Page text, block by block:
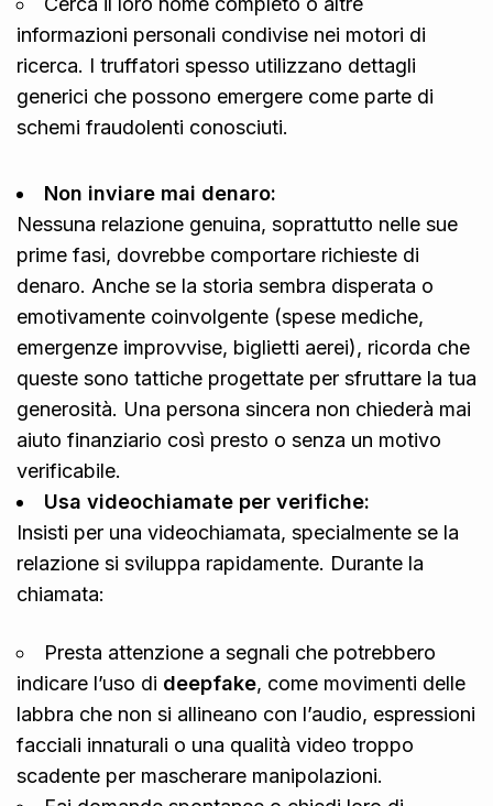
informazioni personali condivise nei motori di
ricerca. I truffatori spesso utilizzano dettagli
generici che possono emergere come parte di
schemi fraudolenti conosciuti.
Non inviare mai denaro:
Nessuna relazione genuina, soprattutto nelle sue
prime fasi, dovrebbe comportare richieste di
denaro. Anche se la storia sembra disperata o
emotivamente coinvolgente (spese mediche,
emergenze improvvise, biglietti aerei), ricorda che
queste sono tattiche progettate per sfruttare la tua
generosità. Una persona sincera non chiederà mai
aiuto finanziario così presto o senza un motivo
verificabile.
Usa videochiamate per verifiche:
Insisti per una videochiamata, specialmente se la
relazione si sviluppa rapidamente. Durante la
chiamata:
Presta attenzione a segnali che potrebbero
indicare l’uso di deepfake, come movimenti delle
labbra che non si allineano con l’audio, espressioni
facciali innaturali o una qualità video troppo
scadente per mascherare manipolazioni.